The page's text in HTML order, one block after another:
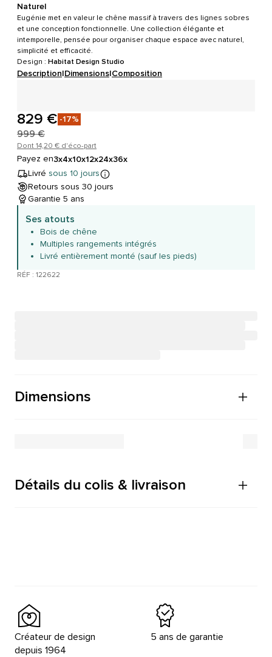
Naturel
Eugénie met en valeur le chêne massif à travers des lignes sobres
et une conception fonctionnelle. Une collection élégante et
intemporelle, pensée pour organiser chaque espace avec naturel,
simplicité et efficacité.
Design : Habitat Design Studio
Description|Dimensions|Composition
829 € -17%
999 €
Dont 14,20 € d'éco-part
Payez en3x4x10x12x24x36x
Livré sous 10 jours
Retours sous 30 jours
Garantie 5 ans
Ses atouts
Bois de chêne
Multiples rangements intégrés
Livré entièrement monté (sauf les pieds)
RÉF : 122622
Dimensions
Détails du colis & livraison
Créateur de design
depuis 1964
5 ans de garantie